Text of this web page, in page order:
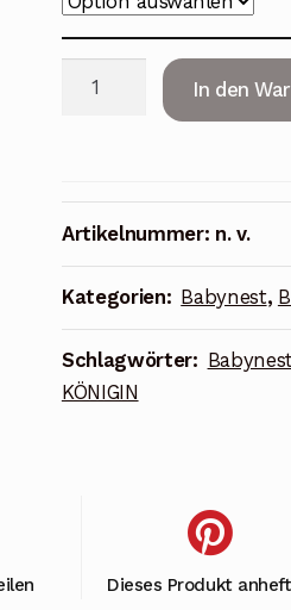
XXL)
Menge
In den
Artikelnummer: n. v.
Kategorien: Babynest,
Schlagwörter:
KÖNIGIN
Dieses Produkt